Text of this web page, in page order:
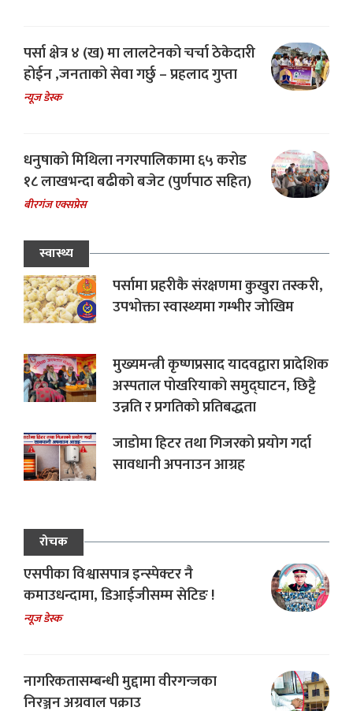
पर्सा क्षेत्र ४ (ख) मा लालटेनको चर्चा ठेकेदारी
होईन ,जनताको सेवा गर्छु – प्रहलाद गुप्ता
न्यूज डेस्क
धनुषाको मिथिला नगरपालिकामा ६५ करोड
१८ लाखभन्दा बढीको बजेट (पुर्णपाठ सहित)
बीरगंज एक्सप्रेस
स्वास्थ्य
पर्सामा प्रहरीकै संरक्षणमा कुखुरा तस्करी,
उपभोक्ता स्वास्थ्यमा गम्भीर जोखिम
मुख्यमन्त्री कृष्णप्रसाद यादवद्वारा प्रादेशिक
अस्पताल पोखरियाको समुद्घाटन, छिट्टै
उन्नति र प्रगतिको प्रतिबद्धता
जाडोमा हिटर तथा गिजरको प्रयोग गर्दा
सावधानी अपनाउन आग्रह
रोचक
एसपीका विश्वासपात्र इन्स्पेक्टर नै
कमाउधन्दामा, डिआईजीसम्म सेटिङ !
न्यूज डेस्क
नागरिकतासम्बन्धी मुद्दामा वीरगन्जका
निरञ्जन अग्रवाल पक्राउ